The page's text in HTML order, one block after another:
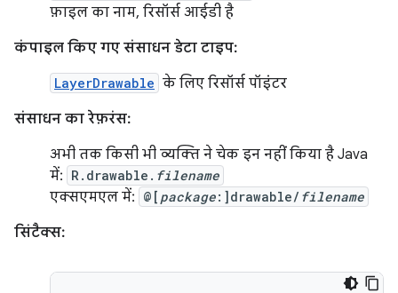
फ़ाइल का नाम, रिसॉर्स आईडी है
कंपाइल किए गए संसाधन डेटा टाइप:
LayerDrawable के लिए रिसॉर्स पॉइंटर
संसाधन का रेफ़रंस:
अभी तक किसी भी व्यक्ति ने चेक इन नहीं किया है Java
में: R.drawable. filename
एक्सएमएल में: @[ package:]drawable/ filename
सिंटैक्स: